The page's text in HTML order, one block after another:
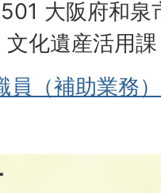
大阪府和泉
化遺産活用課
員（補助業務